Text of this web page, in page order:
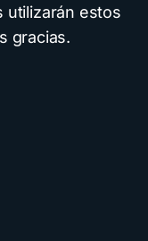
utilizarán estos
gracias.